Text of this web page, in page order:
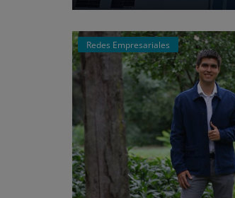
Redes Empresariales